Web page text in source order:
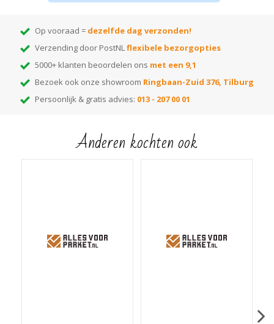
Voor beschadigingen in je Parket (houten vloer)
Op vooraad = dezelfde dag verzonden!
Verzending door PostNLflexibele bezorgopties
5000+ klanten beoordelen ons met een 9,1
Bezoek ook onze showroom Ringbaan-Zuid 376, Tilburg
Persoonlijk & gratis advies: 013 - 207 00 01
Anderen kochten ook